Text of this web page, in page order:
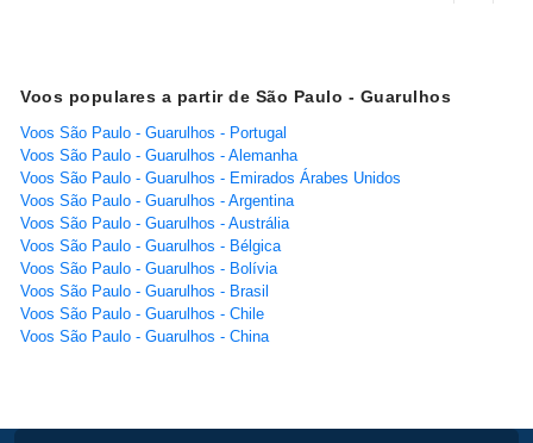
Voos populares a partir de São Paulo - Guarulhos
Voos São Paulo - Guarulhos - Portugal
Voos São Paulo - Guarulhos - Alemanha
Voos São Paulo - Guarulhos - Emirados Árabes Unidos
Voos São Paulo - Guarulhos - Argentina
Voos São Paulo - Guarulhos - Austrália
Voos São Paulo - Guarulhos - Bélgica
Voos São Paulo - Guarulhos - Bolívia
Voos São Paulo - Guarulhos - Brasil
Voos São Paulo - Guarulhos - Chile
Voos São Paulo - Guarulhos - China